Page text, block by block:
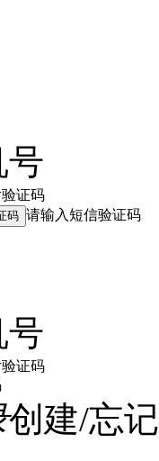
号
证码
码 请输入短信验证码
号
证码
创建/忘